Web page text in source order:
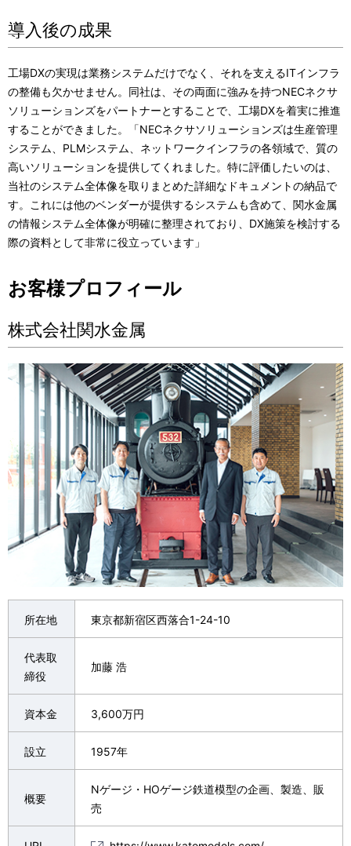
導入後の成果
工場DXの実現は業務システムだけでなく、それを支えるITインフラ
の整備も欠かせません。同社は、その両面に強みを持つNECネクサ
ソリューションズをパートナーとすることで、工場DXを着実に推進
することができました。「NECネクサソリューションズは生産管理
システム、PLMシステム、ネットワークインフラの各領域で、質の
高いソリューションを提供してくれました。特に評価したいのは、
当社のシステム全体像を取りまとめた詳細なドキュメントの納品で
す。これには他のベンダーが提供するシステムも含めて、関水金属
の情報システム全体像が明確に整理されており、DX施策を検討する
際の資料として非常に役立っています」
お客様プロフィール
株式会社関水金属
所在地 東京都新宿区西落合1-24-10
代表取
締役
加藤 浩
資本金 3,600万円
設立 1957年
概要
Nゲージ・HOゲージ鉄道模型の企画、製造、販
売